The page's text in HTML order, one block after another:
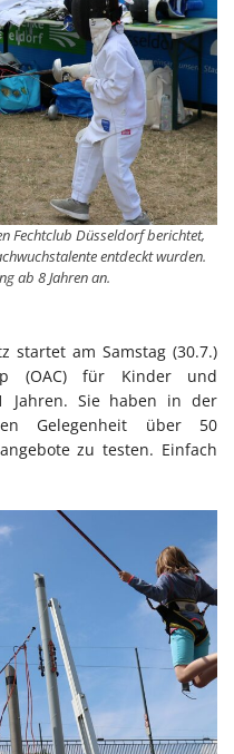
Fechtclub Düsseldorf berichtet,
entdeckt wurden.
ab 8 Jahren an.
startet am Samstag (30.7.)
(OAC) für Kinder und
Jahren. Sie haben in der
Gelegenheit über 50
zu testen. Einfach